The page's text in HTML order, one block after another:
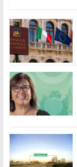
e
b
o
o
k
itt
er